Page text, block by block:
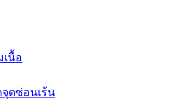
เนื้อ
ดซ่อนเร้น